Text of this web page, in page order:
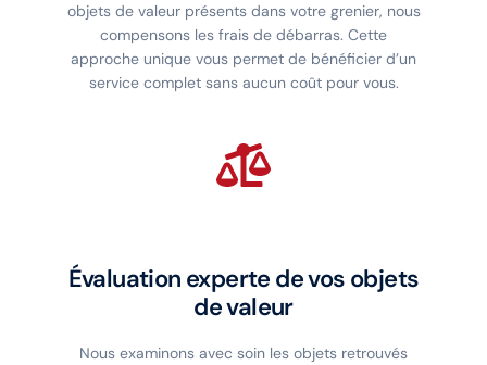
objets de valeur présents dans votre grenier, nous
compensons les frais de débarras. Cette
approche unique vous permet de bénéficier d’un
service complet sans aucun coût pour vous.
Évaluation experte de vos objets
de valeur
Nous examinons avec soin les objets retrouvés